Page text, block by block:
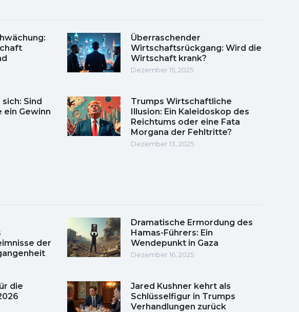
Überraschender
Wirtschaftsrückgang: Wird die
Wirtschaft krank?
Dezember 15, 2025
Sind
ein Gewinn
Trumps Wirtschaftliche
Illusion: Ein Kaleidoskop des
Reichtums oder eine Fata
Morgana der Fehltritte?
Dezember 13, 2025
der
Dramatische Ermordung des
Hamas-Führers: Ein
Wendepunkt in Gaza
Dezember 16, 2025
die
Jared Kushner kehrt als
Schlüsselfigur in Trumps
Verhandlungen zurück